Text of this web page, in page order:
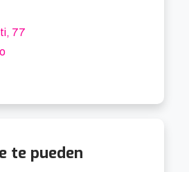
festivo, sí, pero no en modo
de mezcla, intención y
desde la percusión y el
no desde el adorno
aceptar que hay conciertos
77
te pueden